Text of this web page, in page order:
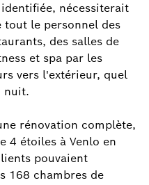
nécessiterait
tout le personnel des
des salles de
et spa par les
vers l'extérieur, quel
nuit.
rénovation complète,
4 étoiles à Venlo en
pouvaient
168 chambres de